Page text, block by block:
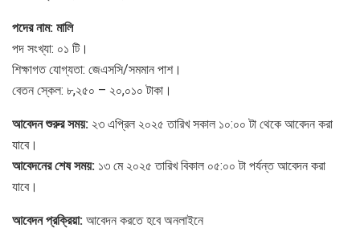
পদের নাম: মালি
পদ সংখ্যা: ০১ টি।
শিক্ষাগত যোগ্যতা: জেএসসি/সমমান পাশ।
বেতন স্কেল: ৮,২৫০ – ২০,০১০ টাকা।
আবেদন শুরুর সময়: ২৩ এপ্রিল ২০২৫ তারিখ সকাল ১০:০০ টা থেকে আবেদন করা
যাবে।
আবেদনের শেষ সময়: ১৩ মে ২০২৫ তারিখ বিকাল ০৫:০০ টা পর্যন্ত আবেদন করা
যাবে।
আবেদন প্রক্রিয়া: আবেদন করতে হবে অনলাইনে